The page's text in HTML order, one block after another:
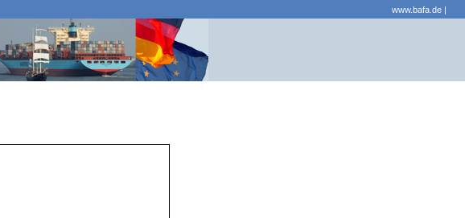
www.bafa.de |